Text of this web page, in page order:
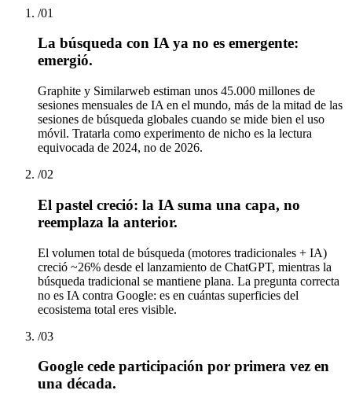
/01
La búsqueda con IA ya no es emergente:
emergió.
Graphite y Similarweb estiman unos 45.000 millones de
sesiones mensuales de IA en el mundo, más de la mitad de las
sesiones de búsqueda globales cuando se mide bien el uso
móvil. Tratarla como experimento de nicho es la lectura
equivocada de 2024, no de 2026.
/02
El pastel creció: la IA suma una capa, no
reemplaza la anterior.
El volumen total de búsqueda (motores tradicionales + IA)
creció ~26% desde el lanzamiento de ChatGPT, mientras la
búsqueda tradicional se mantiene plana. La pregunta correcta
no es IA contra Google: es en cuántas superficies del
ecosistema total eres visible.
/03
Google cede participación por primera vez en
una década.